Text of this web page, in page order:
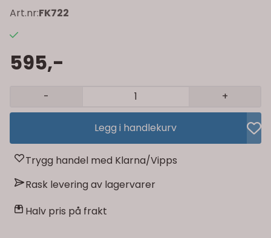
Art.nr:FK722
595,-
- +
Legg i handlekurv
Trygg handel med Klarna/Vipps
Rask levering av lagervarer
Halv pris på frakt